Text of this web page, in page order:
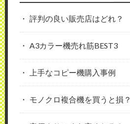
評判の良い販売店はどれ？
A3カラー機売れ筋BEST3
上手なコピー機購入事例
モノクロ複合機を買うと損？